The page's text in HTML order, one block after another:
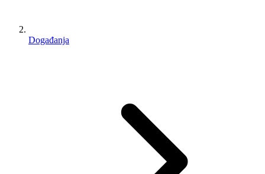
Događanja